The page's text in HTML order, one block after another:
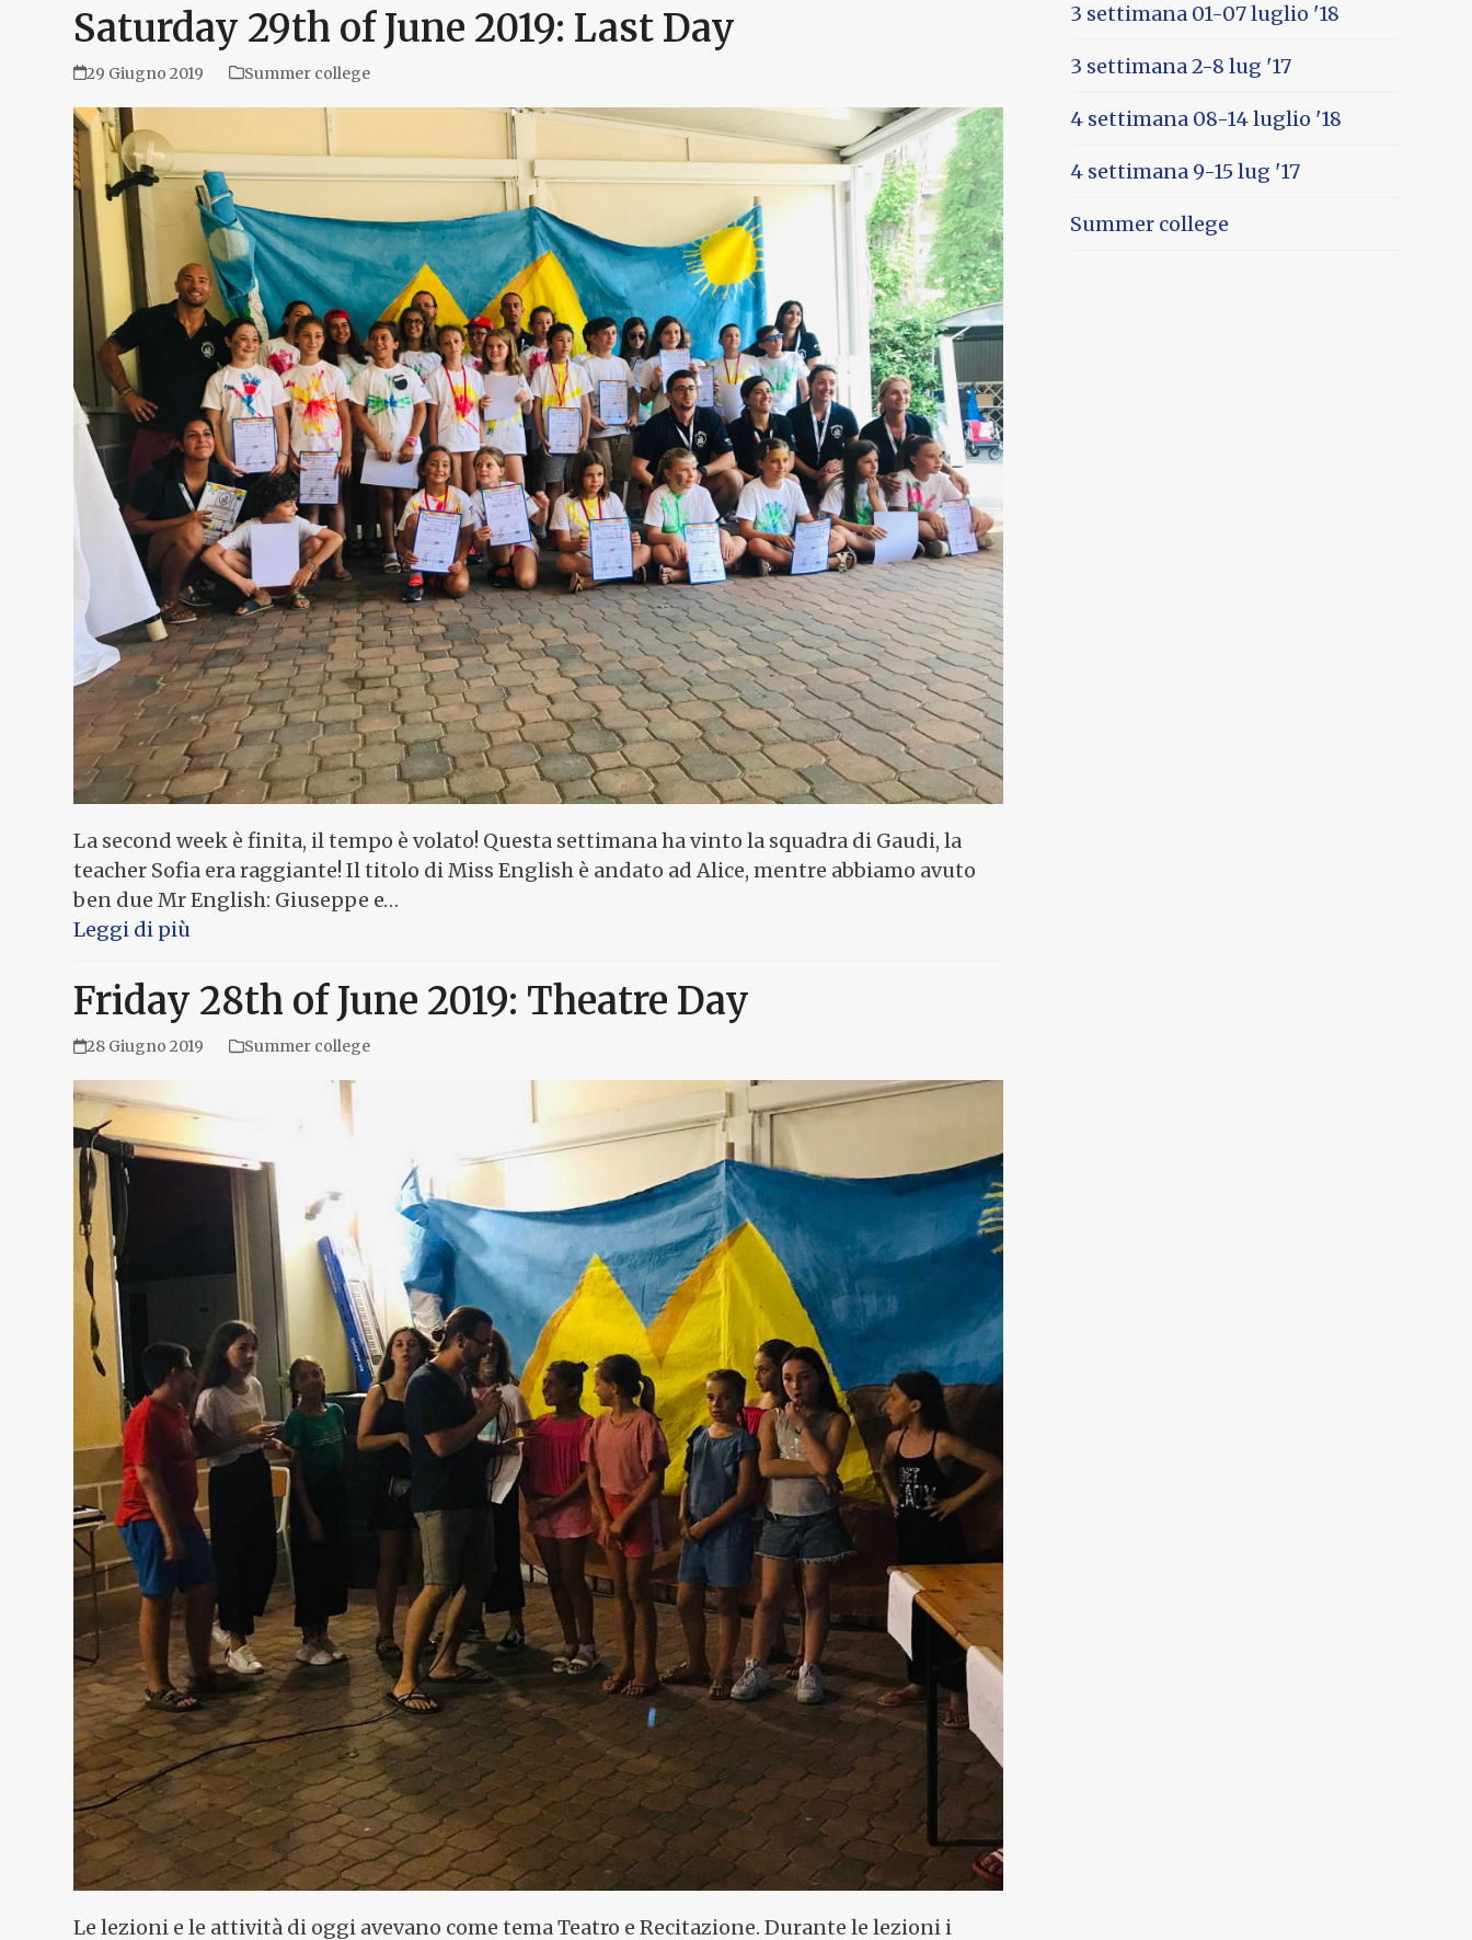
Saturday 29th of June 2019: Last Day
29 Giugno 2019 Summer college
La second week è finita, il tempo è volato! Questa settimana ha vinto la squadra di Gaudi, la
teacher Sofia era raggiante! Il titolo di Miss English è andato ad Alice, mentre abbiamo avuto
ben due Mr English: Giuseppe e…
Leggi di più
Friday 28th of June 2019: Theatre Day
28 Giugno 2019 Summer college
Le lezioni e le attività di oggi avevano come tema Teatro e Recitazione. Durante le lezioni i
3 settimana 01-07 luglio '18
3 settimana 2-8 lug '17
4 settimana 08-14 luglio '18
4 settimana 9-15 lug '17
Summer college